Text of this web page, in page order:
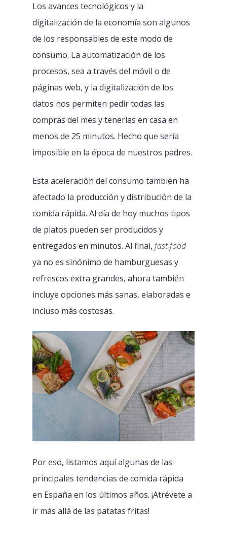
Los avances tecnológicos y la
digitalización de la economía son algunos
de los responsables de este modo de
consumo. La automatización de los
procesos, sea a través del móvil o de
páginas web, y la digitalización de los
datos nos permiten pedir todas las
compras del mes y tenerlas en casa en
menos de 25 minutos. Hecho que sería
imposible en la época de nuestros padres.
Esta aceleración del consumo también ha
afectado la producción y distribución de la
comida rápida. Al día de hoy muchos tipos
de platos pueden ser producidos y
entregados en minutos. Al final, fast food
ya no es sinónimo de hamburguesas y
refrescos extra grandes, ahora también
incluye opciones más sanas, elaboradas e
incluso más costosas.
Por eso, listamos aquí algunas de las
principales tendencias de comida rápida
en España en los últimos años. ¡Atrévete a
ir más allá de las patatas fritas!